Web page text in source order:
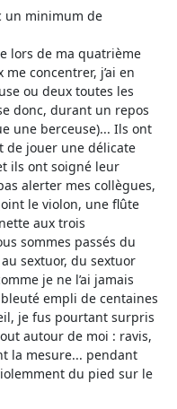
un minimum de
lors de ma quatrième
concentrer, j’ai en
ou deux toutes les
donc, durant un repos
une berceuse)... Ils ont
de jouer une délicate
ils ont soigné leur
alerter mes collègues,
le violon, une flûte
aux trois
sommes passés du
sextuor, du sextuor
je ne l’ai jamais
empli de centaines
je fus pourtant surpris
autour de moi : ravis,
la mesure... pendant
du pied sur le